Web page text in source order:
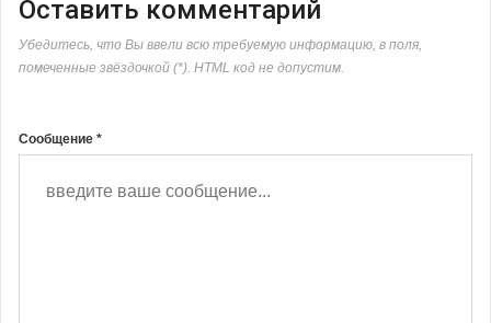
Оставить комментарий
Убедитесь, что Вы ввели всю требуемую информацию, в поля,
помеченные звёздочкой (*). HTML код не допустим.
Сообщение *